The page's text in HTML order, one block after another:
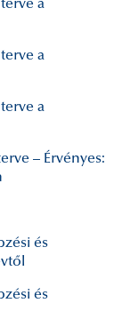
a
a
a
– Érvényes:
és
és